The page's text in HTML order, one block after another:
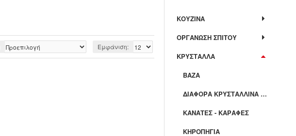
Εμφάνιση:
ΚΟΥΖΙΝΑ
ΟΡΓΑΝΩΣΗ ΣΠΙΤΟΥ
ΚΡΥΣΤΑΛΛΑ
ΒΆΖΑ
ΔΙΆΦΟΡΑ ΚΡΥΣΤΆΛΛΙΝΑ ΕΊΔΗ
ΚΑΝΆΤΕΣ - ΚΑΡΆΦΕΣ
ΚΗΡΟΠΉΓΙΑ